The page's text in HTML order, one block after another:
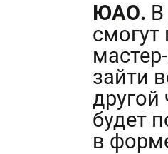
ЮАО.
смогут
зайти
другой
будет
в